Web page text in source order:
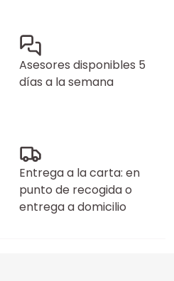
Asesores disponibles 5
días a la semana
Entrega a la carta: en
punto de recogida o
entrega a domicilio